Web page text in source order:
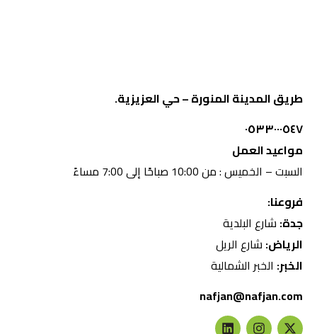
طريق المدينة المنورة – حي العزيزية.
٠٥٣٣٠٠٠٥٤٧
مواعيد العمل
السبت – الخميس : من 10:00 صباحًا إلى 7:00 مساءً
فروعنا:
جدة: شارع البلدية
الرياض: شارع الريل
الخبر: الخبر الشمالية
nafjan@nafjan.com